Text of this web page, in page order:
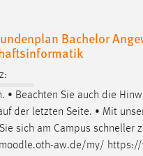
Bachelor
• Beachten Sie auch die
der letzten Seite. • Mit
sich am Campus schneller
aw.de/my/ https://